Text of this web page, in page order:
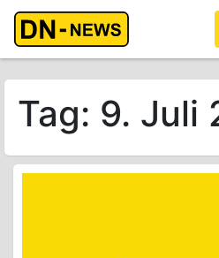
Ihre Anzeige hier?
Tag: 9. Juli